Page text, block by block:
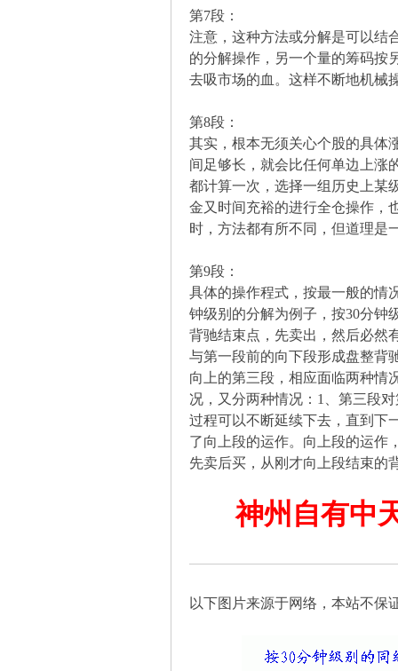
第7段：
注意，这种方法或分解是可以结
的分解操作，另一个量的筹码按
去吸市场的血。这样不断地机械
第8段：
其实，根本无须关心个股的具体
间足够长，就会比任何单边上涨
都计算一次，选择一组历史上某
金又时间充裕的进行全仓操作，
时，方法都有所不同，但道理是
第9段：
具体的操作程式，按最一般的情
钟级别的分解为例子，按30分钟
背驰结束点，先卖出，然后必然
与第一段前的向下段形成盘整背
向上的第三段，相应面临两种情
况，又分两种情况：1、第三段
过程可以不断延续下去，直到下
了向上段的运作。向上段的运作
先卖后买，从刚才向上段结束的
神州自有中
以下图片来源于网络，本站不保